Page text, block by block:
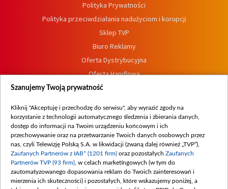
Polityka Prywatności
Polityka przeciwdziałania nadużyciom i korupcji
Sklep TVP
Biuro Reklamy
Oferta Dystrybucyjna
Oferta Handlowa
Dostępność
Procedura zgłoszeń wewnętrznych
Szanujemy Twoją prywatność
Kliknij "Akceptuję i przechodzę do serwisu", aby wyrazić zgody na
korzystanie z technologii automatycznego śledzenia i zbierania danych,
dostęp do informacji na Twoim urządzeniu końcowym i ich
przechowywanie oraz na przetwarzanie Twoich danych osobowych przez
nas, czyli Telewizję Polską S.A. w likwidacji (zwaną dalej również „TVP”),
Zaufanych Partnerów z IAB* (1201 firm) oraz pozostałych Zaufanych
Partnerów TVP (93 firm) , w celach marketingowych (w tym do
zautomatyzowanego dopasowania reklam do Twoich zainteresowań i
mierzenia ich skuteczności) i pozostałych, które wskazujemy poniżej, a